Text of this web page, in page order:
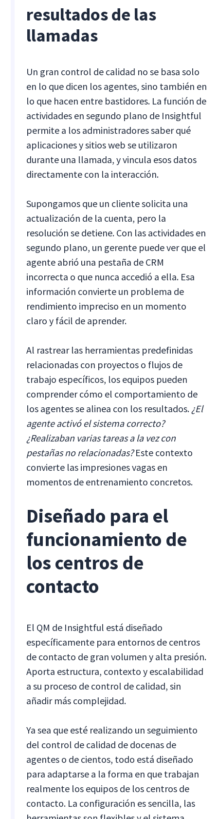
resultados de las
llamadas
Un gran control de calidad no se basa solo
en lo que dicen los agentes, sino también en
lo que hacen entre bastidores. La función de
actividades en segundo plano de Insightful
permite a los administradores saber qué
aplicaciones y sitios web se utilizaron
durante una llamada, y vincula esos datos
directamente con la interacción.
Supongamos que un cliente solicita una
actualización de la cuenta, pero la
resolución se detiene. Con las actividades en
segundo plano, un gerente puede ver que el
agente abrió una pestaña de CRM
incorrecta o que nunca accedió a ella. Esa
información convierte un problema de
rendimiento impreciso en un momento
claro y fácil de aprender.
Al rastrear las herramientas predefinidas
relacionadas con proyectos o flujos de
trabajo específicos, los equipos pueden
comprender cómo el comportamiento de
los agentes se alinea con los resultados. ¿El
agente activó el sistema correcto?
¿Realizaban varias tareas a la vez con
pestañas no relacionadas?Este contexto
convierte las impresiones vagas en
momentos de entrenamiento concretos.
Diseñado para el
funcionamiento de
los centros de
contacto
El QM de Insightful está diseñado
específicamente para entornos de centros
de contacto de gran volumen y alta presión.
Aporta estructura, contexto y escalabilidad
a su proceso de control de calidad, sin
añadir más complejidad.
Ya sea que esté realizando un seguimiento
del control de calidad de docenas de
agentes o de cientos, todo está diseñado
para adaptarse a la forma en que trabajan
realmente los equipos de los centros de
contacto. La configuración es sencilla, las